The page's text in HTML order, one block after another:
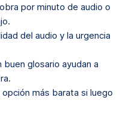
por minuto de audio o
del audio y la urgencia
buen glosario ayudan a
más barata si luego